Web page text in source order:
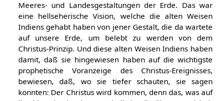
Meeres- und Landesgestaltungen der Erde. Das war
eine hellseherische Vision, welche die alten Weisen
Indiens gehabt haben von jener Gestalt, die da wartete
auf unsere Erde, um belebt zu werden von dem
Christus-Prinzip. Und diese alten Weisen Indiens haben
damit, daß sie hingewiesen haben auf die wichtigste
prophetische Voranzeige des Christus-Ereignisses,
bewiesen, daß, wo sie tiefer schauten, sie sagen
konnten: Der Christus wird kommen, denn das, was auf